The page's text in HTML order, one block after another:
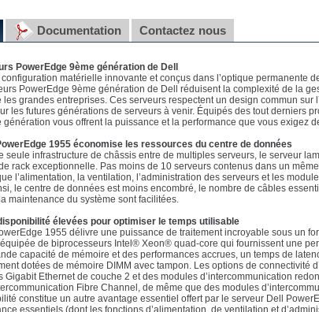
Documentation Contactez nous
PowerEdge 9ème génération de Dell
configuration matérielle innovante et conçus dans l’optique permanente
PowerEdge 9ème génération de Dell réduisent la complexité de la
les grandes entreprises. Ces serveurs respectent un design commun sur
les futures générations de serveurs à venir. Équipés des tout derniers
génération vous offrent la puissance et la performance que vous exigez
1955 économise les ressources du centre de données
seule infrastructure de châssis entre de multiples serveurs, le serveur
rack exceptionnelle. Pas moins de 10 serveurs contenus dans un
l’alimentation, la ventilation, l’administration des serveurs et les
le centre de données est moins encombré, le nombre de câbles
maintenance du système sont facilitées.
élevées pour optimiser le temps utilisable
1955 délivre une puissance de traitement incroyable sous un
de biprocesseurs Intel® Xeon® quad-core qui fournissent une
capacité de mémoire et des performances accrues, un temps de
dotées de mémoire DIMM avec tampon. Les options de connectivité
Gigabit Ethernet de couche 2 et des modules d’intercommunication
Fibre Channel, de même que des modules
constitue un autre avantage essentiel offert par le serveur Dell
essentiels (dont les fonctions d’alimentation, de ventilation et